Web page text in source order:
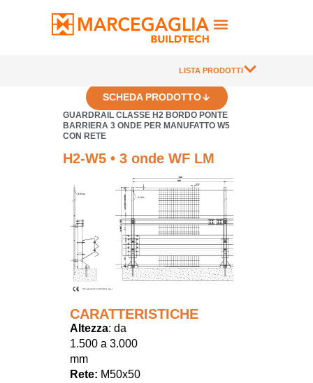
LISTA PRODOTTI
GUARDRAIL CLASSE H2 BORDO PONTE
BARRIERA 3 ONDE PER MANUFATTO W5
CON RETE
SCHEDA PRODOTTO
H2-W5 • 3 onde WF LM
CARATTERISTICHE
Altezza: da
1.500 a 3.000
mm
Rete: M50x50